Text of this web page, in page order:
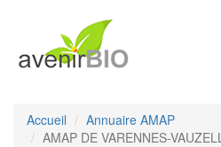
Accueil
Annuaire AMAP
AMAP DE VARENNES-